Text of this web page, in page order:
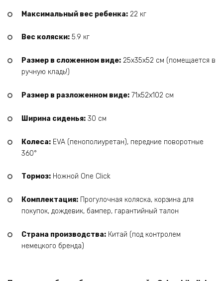
Максимальный вес ребенка: 22 кг
Вес коляски: 5.9 кг
Размер в сложенном виде: 25х35х52 см (помещается в
ручную кладь!)
Размер в разложенном виде: 71х52х102 см
Ширина сиденья: 30 см
Колеса: EVA (пенополиуретан), передние поворотные
360°
Тормоз: Ножной One Click
Комплектация: Прогулочная коляска, корзина для
покупок, дождевик, бампер, гарантийный талон
Страна производства: Китай (под контролем
немецкого бренда)